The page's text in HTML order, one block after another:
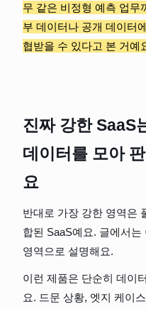
무 같은 비정형 예측 업무
부 데이터나 공개 데이터
협받을 수 있다고 본 거예
진짜 강한 SaaS
데이터를 모아
요
반대로 가장 강한 영역은
합된 SaaS예요. 글에서
영역으로 설명해요.
이런 제품은 단순히 데이
요. 드문 상황, 엣지 케이